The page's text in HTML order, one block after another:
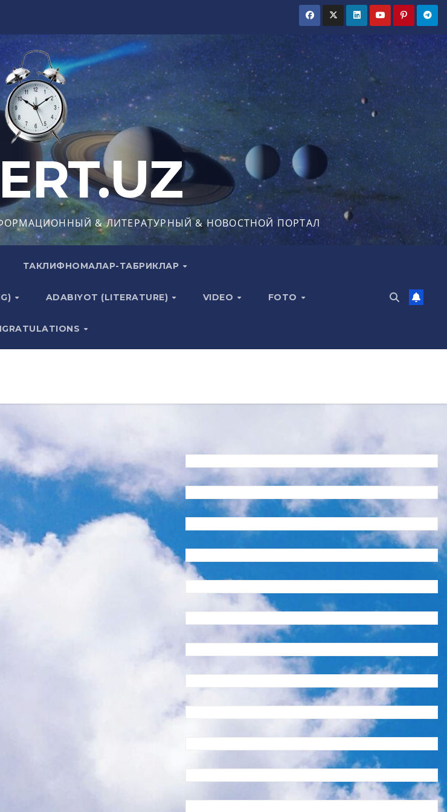
& ЛИТЕРАТУРНЫЙ & НОВОСТНОЙ ПОРТАЛ
ТАКЛИФНОМАЛАР-ТАБРИКЛАР
ADABIYOT (LITERATURE) VIDEO FOTO